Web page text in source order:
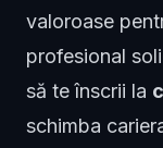
valoroase
profesional
să te înscrii la
schimba